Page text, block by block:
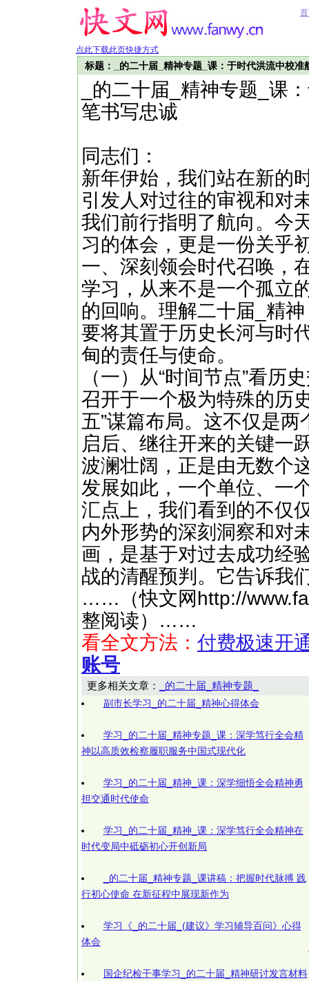
点此下载此页快捷方式
标题：_的二十届_精神专题_课：于时代洪流中校准
_的二十届_精神专题_课
笔书写忠诚
同志们：
新年伊始，我们站在新的
引发人对过往的审视和对
我们前行指明了航向。今
习的体会，更是一份关乎
一、深刻领会时代召唤，
学习，从来不是一个孤立
的回响。理解二十届_精
要将其置于历史长河与时
甸的责任与使命。
（一）从“时间节点”看历
召开于一个极为特殊的历
五”谋篇布局。这不仅是
启后、继往开来的关键一
波澜壮阔，正是由无数个
发展如此，一个单位、一
汇点上，我们看到的不仅
内外形势的深刻洞察和对
画，是基于对过去成功经
战的清醒预判。它告诉
……（快文网http://
整阅读）……
看全文方法： 付费极速开
账号
更多相关文章： _的二十届_精神专题_
副市长学习_的二十届_精神心得体会
学习_的二十届_精神专题_课：深学笃行全会精
神以高质效检察履职服务中国式现代化
学习_的二十届_精神_课：深学细悟全会精神勇
担交通时代使命
学习_的二十届_精神_课：深学笃行全会精神在
时代变局中砥砺初心开创新局
_的二十届_精神专题_课讲稿：把握时代脉搏 践
行初心使命 在新征程中展现新作为
学习《_的二十届_(建议》学习辅导百问》心得
体会
国企纪检干事学习_的二十届_精神研讨发言材料